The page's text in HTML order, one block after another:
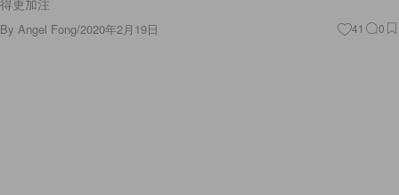
By Angel Fong/2020年2月19日 41 0